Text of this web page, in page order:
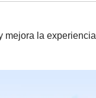
mejora la experiencia